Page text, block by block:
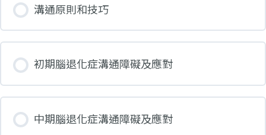
溝通原則和技巧
初期腦退化症溝通障礙及應對
中期腦退化症溝通障礙及應對